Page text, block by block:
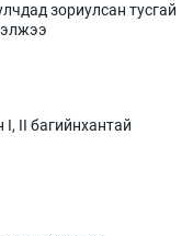
зориулсан тусгай
II багийнхантай